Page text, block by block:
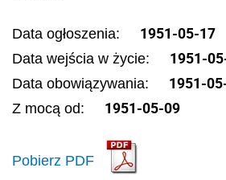
Data ogłoszenia: 1951-05-17
Data wejścia w życie: 1951-
Data obowiązywania: 1951-
Z mocą od: 1951-05-09
Pobierz PDF